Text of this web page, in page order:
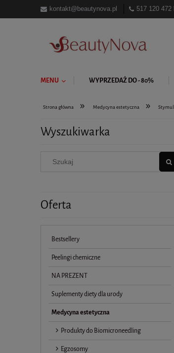
kontakt@beautynova.pl 517 120 472
MENU WYPRZEDAŻ DO - 80%
Strona główna » Medycyna estetyczna »
Wyszukiwarka
Oferta
Bestsellery
Peelingi chemiczne
NA PREZENT
Suplementy diety dla urody
Medycyna estetyczna
Produkty do Biomicroneedling
Egzosomy